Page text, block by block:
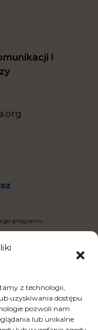
z technologii,
uzyskiwania dostępu
pozwoli nam
lub unikalne
i
programu